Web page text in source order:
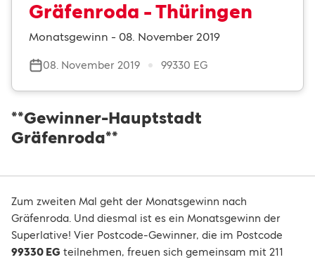
Gräfenroda - Thüringen
Monatsgewinn - 08. November 2019
08. November 2019 99330 EG
**Gewinner-Hauptstadt
Gräfenroda**
Zum zweiten Mal geht der Monatsgewinn nach
Gräfenroda. Und diesmal ist es ein Monatsgewinn der
Superlative! Vier Postcode-Gewinner, die im Postcode
99330 EG teilnehmen, freuen sich gemeinsam mit 211